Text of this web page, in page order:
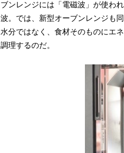
ブンレンジには「電磁波」が使わ
波。では、新型オーブンレンジも
水分ではなく、食材そのものにエ
調理するのだ。